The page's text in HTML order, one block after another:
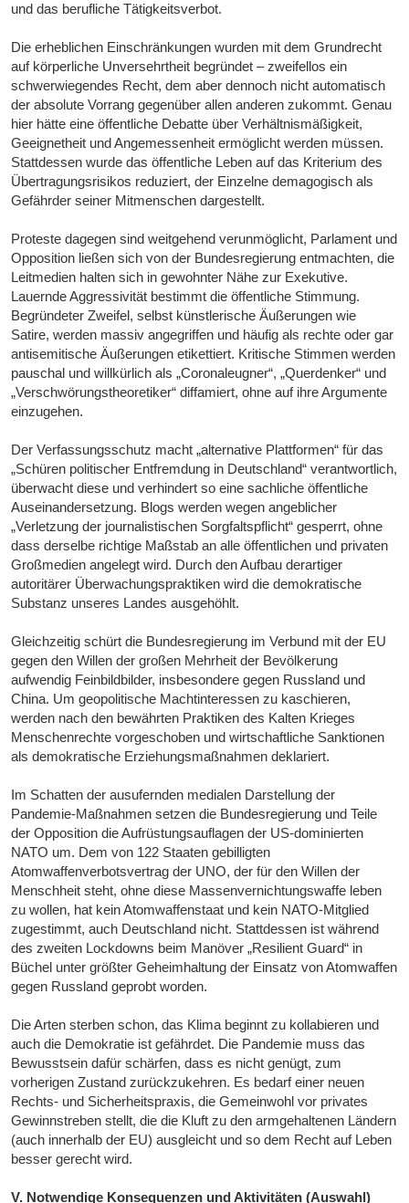
und das berufliche Tätigkeitsverbot.
Die erheblichen Einschränkungen wurden mit dem Grundrecht
auf körperliche Unversehrtheit begründet – zweifellos ein
schwerwiegendes Recht, dem aber dennoch nicht automatisch
der absolute Vorrang gegenüber allen anderen zukommt. Genau
hier hätte eine öffentliche Debatte über Verhältnismäßigkeit,
Geeignetheit und Angemessenheit ermöglicht werden müssen.
Stattdessen wurde das öffentliche Leben auf das Kriterium des
Übertragungsrisikos reduziert, der Einzelne demagogisch als
Gefährder seiner Mitmenschen dargestellt.
Proteste dagegen sind weitgehend verunmöglicht, Parlament und
Opposition ließen sich von der Bundesregierung entmachten, die
Leitmedien halten sich in gewohnter Nähe zur Exekutive.
Lauernde Aggressivität bestimmt die öffentliche Stimmung.
Begründeter Zweifel, selbst künstlerische Äußerungen wie
Satire, werden massiv angegriffen und häufig als rechte oder gar
antisemitische Äußerungen etikettiert. Kritische Stimmen werden
pauschal und willkürlich als „Coronaleugner“, „Querdenker“ und
„Verschwörungstheoretiker“ diffamiert, ohne auf ihre Argumente
einzugehen.
Der Verfassungsschutz macht „alternative Plattformen“ für das
„Schüren politischer Entfremdung in Deutschland“ verantwortlich,
überwacht diese und verhindert so eine sachliche öffentliche
Auseinandersetzung. Blogs werden wegen angeblicher
„Verletzung der journalistischen Sorgfaltspflicht“ gesperrt, ohne
dass derselbe richtige Maßstab an alle öffentlichen und privaten
Großmedien angelegt wird. Durch den Aufbau derartiger
autoritärer Überwachungspraktiken wird die demokratische
Substanz unseres Landes ausgehöhlt.
Gleichzeitig schürt die Bundesregierung im Verbund mit der EU
gegen den Willen der großen Mehrheit der Bevölkerung
aufwendig Feinbildbilder, insbesondere gegen Russland und
China. Um geopolitische Machtinteressen zu kaschieren,
werden nach den bewährten Praktiken des Kalten Krieges
Menschenrechte vorgeschoben und wirtschaftliche Sanktionen
als demokratische Erziehungsmaßnahmen deklariert.
Im Schatten der ausufernden medialen Darstellung der
Pandemie-Maßnahmen setzen die Bundesregierung und Teile
der Opposition die Aufrüstungsauflagen der US-dominierten
NATO um. Dem von 122 Staaten gebilligten
Atomwaffenverbotsvertrag der UNO, der für den Willen der
Menschheit steht, ohne diese Massenvernichtungswaffe leben
zu wollen, hat kein Atomwaffenstaat und kein NATO-Mitglied
zugestimmt, auch Deutschland nicht. Stattdessen ist während
des zweiten Lockdowns beim Manöver „Resilient Guard“ in
Büchel unter größter Geheimhaltung der Einsatz von Atomwaffen
gegen Russland geprobt worden.
Die Arten sterben schon, das Klima beginnt zu kollabieren und
auch die Demokratie ist gefährdet. Die Pandemie muss das
Bewusstsein dafür schärfen, dass es nicht genügt, zum
vorherigen Zustand zurückzukehren. Es bedarf einer neuen
Rechts- und Sicherheitspraxis, die Gemeinwohl vor privates
Gewinnstreben stellt, die die Kluft zu den armgehaltenen Ländern
(auch innerhalb der EU) ausgleicht und so dem Recht auf Leben
besser gerecht wird.
V. Notwendige Konsequenzen und Aktivitäten (Auswahl)